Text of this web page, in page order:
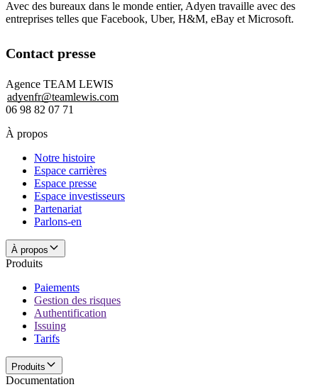
Avec des bureaux dans le monde entier, Adyen travaille avec des
entreprises telles que Facebook, Uber, H&M, eBay et Microsoft.
Contact presse
adyenfr@teamlewis.com
06 98 82 07 71
À propos
Notre histoire
Espace carrières
Espace presse
Espace investisseurs
Partenariat
Parlons-en
À propos
Produits
Paiements
Gestion des risques
Authentification
Issuing
Tarifs
Produits
Documentation